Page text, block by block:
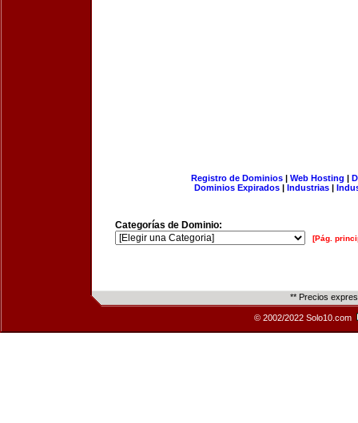
Registro de Dominios| Web Hosting |
Dominios Expirados | Industrias |
Categorías de Dominio:
[Pág.
** Precios
© 2002/2022 Solo10.com